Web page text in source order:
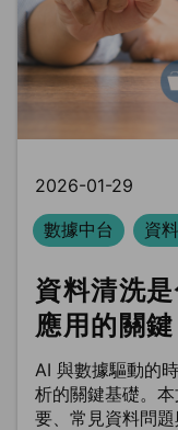
2026-01-29
數據中台
資
資料清洗
應用的關鍵
AI 與數據驅動的
析的關鍵基礎。
要、常見資料問